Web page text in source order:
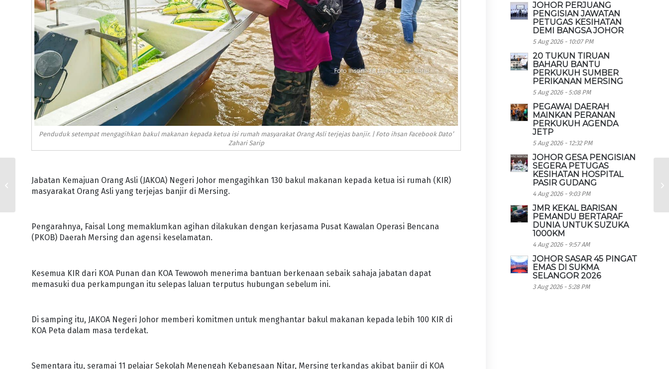
Penduduk setempat mengagihkan bakul makanan kepada ketua isi rumah masyarakat Orang Asli terjejas banjir. | Foto ihsan Facebook Dato’
Zahari Sarip
Jabatan Kemajuan Orang Asli (JAKOA) Negeri Johor mengagihkan 130 bakul makanan kepada ketua isi rumah (KIR)
masyarakat Orang Asli yang terjejas banjir di Mersing.
Pengarahnya, Faisal Long memaklumkan agihan dilakukan dengan kerjasama Pusat Kawalan Operasi Bencana
(PKOB) Daerah Mersing dan agensi keselamatan.
Kesemua KIR dari KOA Punan dan KOA Tewowoh menerima bantuan berkenaan sebaik sahaja jabatan dapat
memasuki dua perkampungan itu selepas laluan terputus hubungan sebelum ini.
Di samping itu, JAKOA Negeri Johor memberi komitmen untuk menghantar bakul makanan kepada lebih 100 KIR di
KOA Peta dalam masa terdekat.
Sementara itu, seramai 11 pelajar Sekolah Menengah Kebangsaan Nitar, Mersing terkandas akibat banjir di KOA
JOHOR PERJUANG
PENGISIAN JAWATAN
PETUGAS KESIHATAN
DEMI BANGSA JOHOR
5 Aug 2026 - 10:07 PM
20 TUKUN TIRUAN
BAHARU BANTU
PERKUKUH SUMBER
PERIKANAN MERSING
5 Aug 2026 - 5:08 PM
PEGAWAI DAERAH
MAINKAN PERANAN
PERKUKUH AGENDA
JETP
5 Aug 2026 - 12:32 PM
JOHOR GESA PENGISIAN
SEGERA PETUGAS
KESIHATAN HOSPITAL
PASIR GUDANG
4 Aug 2026 - 9:03 PM
JMR KEKAL BARISAN
PEMANDU BERTARAF
DUNIA UNTUK SUZUKA
1000KM
4 Aug 2026 - 9:57 AM
JOHOR SASAR 45 PINGAT
EMAS DI SUKMA
SELANGOR 2026
3 Aug 2026 - 5:28 PM
KONGSI KEPAKARAN
DAN PENGALAMAN